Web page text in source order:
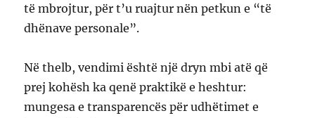
të mbrojtur, për t’u ruajtur nën petkun e “të
dhënave personale”.
Në thelb, vendimi është një dryn mbi atë që
prej kohësh ka qenë praktikë e heshtur:
mungesa e transparencës për udhëtimet e